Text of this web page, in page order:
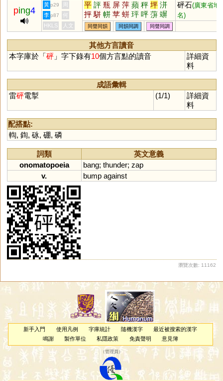
ping4
黃 p29 周 平 評 瓶 屏 萍 蘋 秤 坪 洴
抨 駢 帡 苹 蛢 玶 呯 蓱 竮
軿 缾 荓 郱 鉼 枰
砰石(廣東省地
名)
李 p87
何
HKLS
人文 同聲同韻 同韻同調 同聲同調
其他方言讀音
本字庫於「砰」字下錄有10個方言點的讀音
詳細資
料
成語彙輯
雷砰電掣 (1/1)
詳細資
料
配搭點:
輷, 鍧, 砯, 硼, 磷
詞類
英文意義
onomatopoeia
bang; thunder; zap
v.
bump against
瀏覽次數: 11162
新手入門 使用凡例 字庫統計 隨機漢字
最近被搜索的漢字
鳴謝
製作單位 私隱政策 免責聲明 意見簿
（管理員 ）